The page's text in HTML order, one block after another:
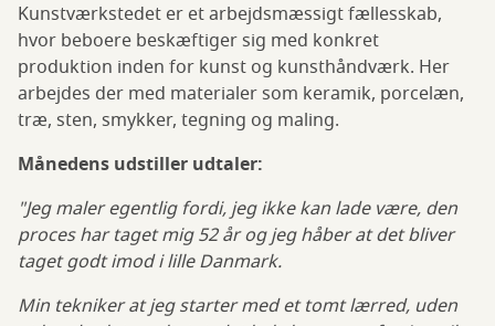
Kunstværkstedet er et arbejdsmæssigt fællesskab,
hvor beboere beskæftiger sig med konkret
produktion inden for kunst og kunsthåndværk. Her
arbejdes der med materialer som keramik, porcelæn,
træ, sten, smykker, tegning og maling.
Månedens udstiller udtaler:
"Jeg maler egentlig fordi, jeg ikke kan lade være, den
proces har taget mig 52 år og jeg håber at det bliver
taget godt imod i lille Danmark.
Min tekniker at jeg starter med et tomt lærred, uden